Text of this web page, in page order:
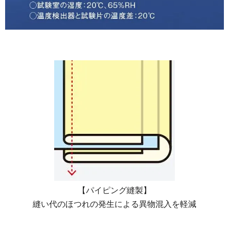
【パイピング縫製】
縫い代のほつれの発生による異物混入を軽減